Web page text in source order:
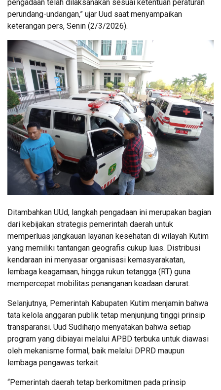
pengadaan telah dilaksanakan sesuai ketentuan peraturan
perundang-undangan,” ujar Uud saat menyampaikan
keterangan pers, Senin (2/3/2026).
Ditambahkan UUd, langkah pengadaan ini merupakan bagian
dari kebijakan strategis pemerintah daerah untuk
memperluas jangkauan layanan kesehatan di wilayah Kutim
yang memiliki tantangan geografis cukup luas. Distribusi
kendaraan ini menyasar organisasi kemasyarakatan,
lembaga keagamaan, hingga rukun tetangga (RT) guna
mempercepat mobilitas penanganan keadaan darurat.
Selanjutnya, Pemerintah Kabupaten Kutim menjamin bahwa
tata kelola anggaran publik tetap menjunjung tinggi prinsip
transparansi. Uud Sudiharjo menyatakan bahwa setiap
program yang dibiayai melalui APBD terbuka untuk diawasi
oleh mekanisme formal, baik melalui DPRD maupun
lembaga pengawas terkait.
“Pemerintah daerah tetap berkomitmen pada prinsip